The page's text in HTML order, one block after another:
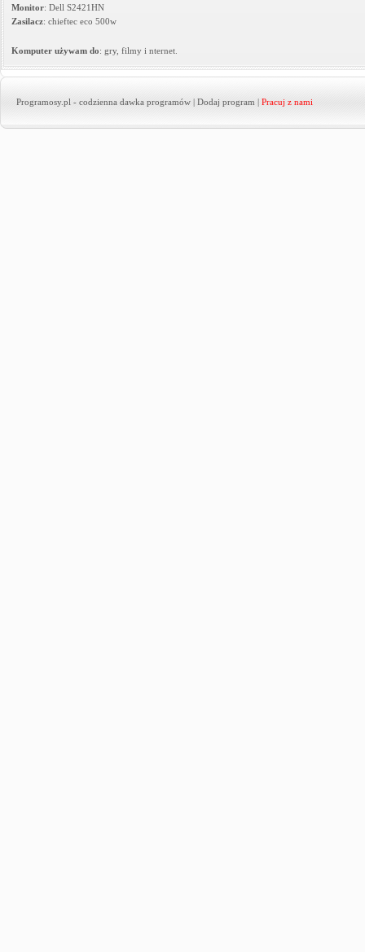
Monitor: Dell S2421HN
Zasilacz: chieftec eco 500w
Komputer używam do: gry, filmy i nternet.
Programosy.pl - codzienna dawka programów | Dodaj program | Pracuj z nami